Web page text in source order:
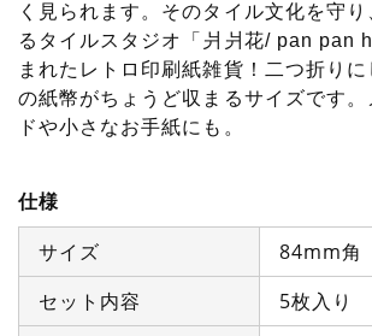
く見られます。そのタイル文化を守
るタイルスタジオ「爿爿花/ pan pan
まれたレトロ印刷紙雑貨！二つ折り
の紙幣がちょうど収まるサイズです。
ドや小さなお手紙にも。
仕様
サイズ
84mm
セット内容
5枚入り